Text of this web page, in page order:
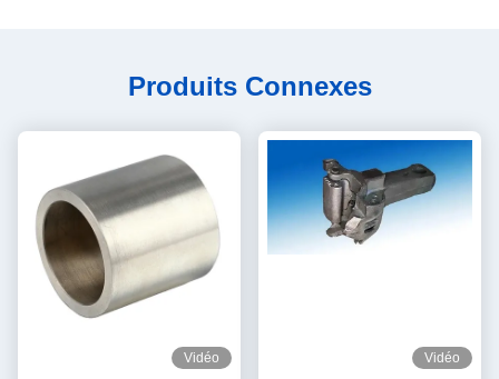
Produits Connexes
Vidéo Vidéo